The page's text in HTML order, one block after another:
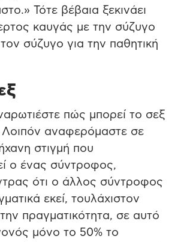
Τότε βέβαια ξεκινάει
καυγάς με την σύζυγο
σύζυγο για την παθητική
πώς μπορεί το σεξ
Λοιπόν αναφερόμαστε σε
στιγμή που
ο ένας σύντροφος,
ότι ο άλλος σύντροφος
εκεί, τουλάχιστον
πραγματικότητα, σε αυτό
μόνο το 50% το